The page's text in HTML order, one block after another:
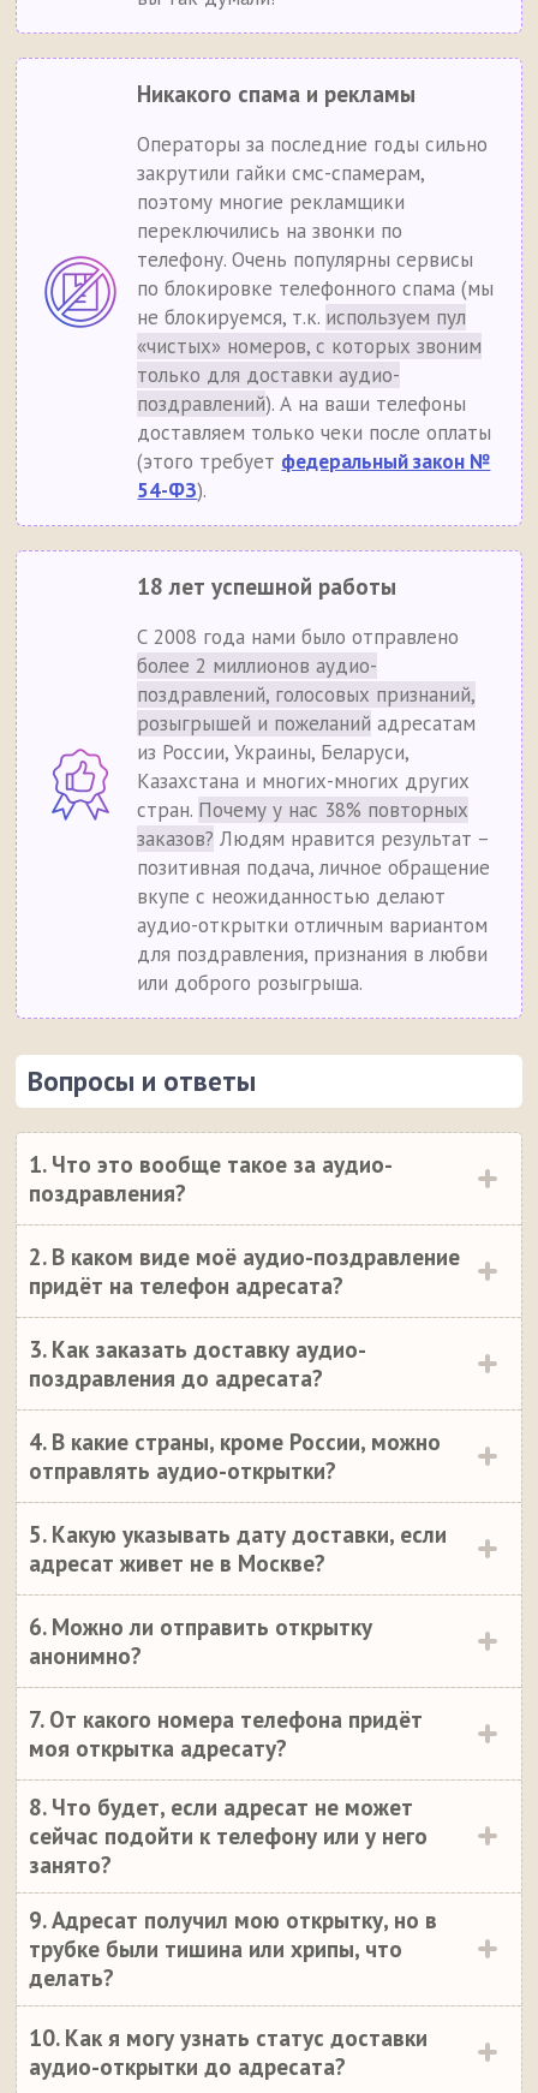
Никакого спама и рекламы
Операторы за последние годы сильно
закрутили гайки смс-спамерам,
поэтому многие рекламщики
переключились на звонки по
телефону. Очень популярны сервисы
по блокировке телефонного спама (мы
не блокируемся, т.к. используем пул
«чистых» номеров, с которых звоним
только для доставки аудио-
поздравлений). А на ваши телефоны
доставляем только чеки после оплаты
(этого требует федеральный закон №
54-ФЗ).
18 лет успешной работы
С 2008 года нами было отправлено
более 2 миллионов аудио-
поздравлений, голосовых признаний,
розыгрышей и пожеланий адресатам
из России, Украины, Беларуси,
Казахстана и многих-многих других
стран. Почему у нас 38% повторных
заказов? Людям нравится результат –
позитивная подача, личное обращение
вкупе с неожиданностью делают
аудио-открытки отличным вариантом
для поздравления, признания в любви
или доброго розыгрыша.
Вопросы и ответы
1. Что это вообще такое за аудио-
поздравления?
2. В каком виде моё аудио-поздравление
придёт на телефон адресата?
3. Как заказать доставку аудио-
поздравления до адресата?
4. В какие страны, кроме России, можно
отправлять аудио-открытки?
5. Какую указывать дату доставки, если
адресат живет не в Москве?
6. Можно ли отправить открытку
анонимно?
7. От какого номера телефона придёт
моя открытка адресату?
8. Что будет, если адресат не может
сейчас подойти к телефону или у него
занято?
9. Адресат получил мою открытку, но в
трубке были тишина или хрипы, что
делать?
10. Как я могу узнать статус доставки
аудио-открытки до адресата?